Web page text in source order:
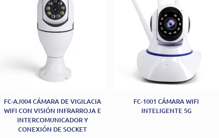
FC-AJ004 CÁMARA DE VIGILACIA
WIFI CON VISIÓN INFRARROJA E
INTERCOMUNICADOR Y
CONEXIÓN DE SOCKET
FC-1001 CÁMARA WIFI
INTELIGENTE 5G